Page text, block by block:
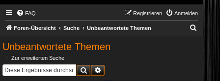
FAQ Anmelden
Registrieren
Foren-Übersicht Suche Unbeantwortete Themen
Unbeantwortete Themen
Zur erweiterten Suche
SucheErweiterte Suche